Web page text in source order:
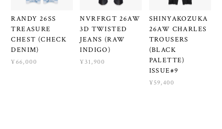
RANDY 26SS
TREASURE
CHEST (CHECK
DENIM)
¥66,000
NVRFRGT 26AW
3D TWISTED
JEANS (RAW
INDIGO)
¥31,900
SHINYAKOZUKA
26AW CHARLES
TROUSERS
(BLACK
PALETTE)
ISSUE#9
¥59,400